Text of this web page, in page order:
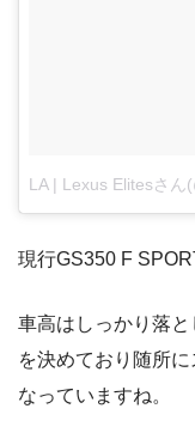
LA | Lexus Elitesさん
現行GS350 F
車高はしっかり落
を決めており随所
なっていますね。